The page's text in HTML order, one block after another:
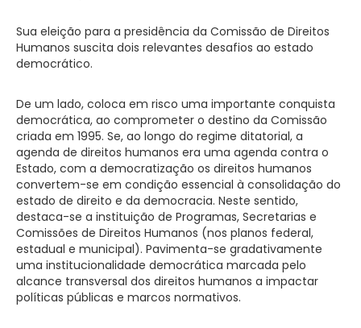
Sua eleição para a presidência da Comissão de Direitos
Humanos suscita dois relevantes desafios ao estado
democrático.
De um lado, coloca em risco uma importante conquista
democrática, ao comprometer o destino da Comissão
criada em 1995. Se, ao longo do regime ditatorial, a
agenda de direitos humanos era uma agenda contra o
Estado, com a democratização os direitos humanos
convertem-se em condição essencial à consolidação do
estado de direito e da democracia. Neste sentido,
destaca-se a instituição de Programas, Secretarias e
Comissões de Direitos Humanos (nos planos federal,
estadual e municipal). Pavimenta-se gradativamente
uma institucionalidade democrática marcada pelo
alcance transversal dos direitos humanos a impactar
políticas públicas e marcos normativos.